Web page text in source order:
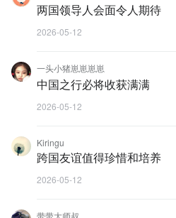
两国领导人会面令人期待
2026-05-12
一头小猪崽崽崽崽
中国之行必将收获满满
2026-05-12
Kiringu
跨国友谊值得珍惜和培养
2026-05-12
带带大师叔